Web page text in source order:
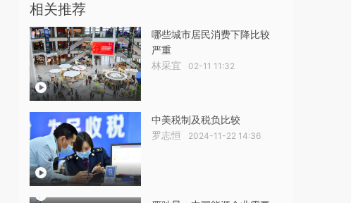
相关推荐
哪些城市居民消费下降比较
严重
林采宜 02-11 11:32
中美税制及税负比较
罗志恒 2024-11-22 14:36